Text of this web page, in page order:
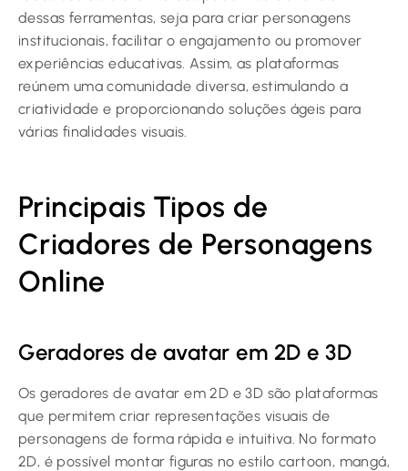
dessas ferramentas, seja para criar personagens
institucionais, facilitar o engajamento ou promover
experiências educativas. Assim, as plataformas
reúnem uma comunidade diversa, estimulando a
criatividade e proporcionando soluções ágeis para
várias finalidades visuais.
Principais Tipos de
Criadores de Personagens
Online
Geradores de avatar em 2D e 3D
Os geradores de avatar em 2D e 3D são plataformas
que permitem criar representações visuais de
personagens de forma rápida e intuitiva. No formato
2D, é possível montar figuras no estilo cartoon, mangá,